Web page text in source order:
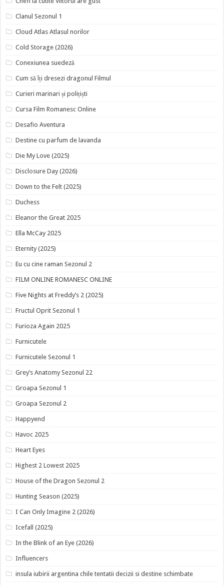
Clanul Sezonul 1
Cloud Atlas Atlasul norilor
Cold Storage (2026)
Conexiunea suedeză
Cum să îți dresezi dragonul Filmul
Curieri marinari și polițiști
Cursa Film Romanesc Online
Desafio Aventura
Destine cu parfum de lavanda
Die My Love (2025)
Disclosure Day (2026)
Down to the Felt (2025)
Duchess
Eleanor the Great 2025
Ella McCay 2025
Eternity (2025)
Eu cu cine raman Sezonul 2
FILM ONLINE ROMANESC ONLINE
Five Nights at Freddy’s 2 (2025)
Fructul Oprit Sezonul 1
Furioza Again 2025
Furnicutele
Furnicutele Sezonul 1
Grey’s Anatomy Sezonul 22
Groapa Sezonul 1
Groapa Sezonul 2
Happyend
Havoc 2025
Heart Eyes
Highest 2 Lowest 2025
House of the Dragon Sezonul 2
Hunting Season (2025)
I Can Only Imagine 2 (2026)
Icefall (2025)
In the Blink of an Eye (2026)
Influencers
insula iubirii argentina chile tentatii decizii si destine schimbate